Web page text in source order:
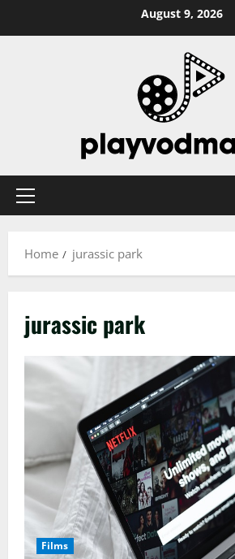
August 9, 2026
Primary
Home jurassic park
jurassic park
Films